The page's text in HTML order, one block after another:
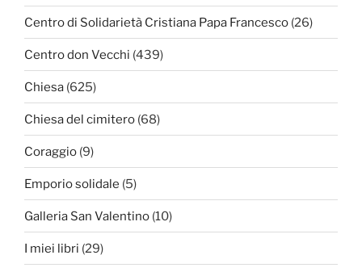
Centro di Solidarietà Cristiana Papa Francesco (26)
Centro don Vecchi (439)
Chiesa (625)
Chiesa del cimitero (68)
Coraggio (9)
Emporio solidale (5)
Galleria San Valentino (10)
I miei libri (29)